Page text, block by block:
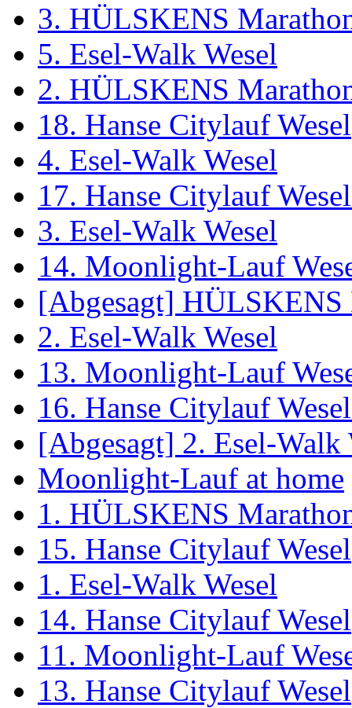
3. HÜLSKENS
5. Esel-Walk Wesel
2. HÜLSKENS
18. Hanse Citylauf Wesel
4. Esel-Walk Wesel
17. Hanse Citylauf
3. Esel-Walk Wesel
14. Moonlight-Lauf
[Abgesagt] HÜLSKENS
2. Esel-Walk Wesel
13. Moonlight-Lauf
16. Hanse Citylauf
[Abgesagt] 2. Esel-Walk
Moonlight-Lauf at home
1. HÜLSKENS
15. Hanse Citylauf Wesel
1. Esel-Walk Wesel
14. Hanse Citylauf Wesel
11. Moonlight-Lauf
13. Hanse Citylauf Wesel